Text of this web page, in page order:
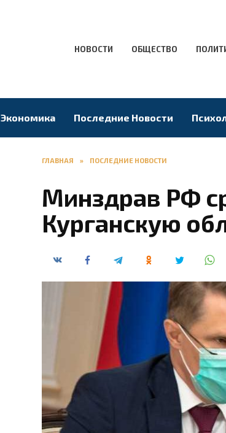
НОВОСТИ ОБЩЕСТВО
Экономика Последние Новости
ГЛАВНАЯ » ПОСЛЕДНИЕ НОВОСТИ
Минздрав РФ
Курганскую